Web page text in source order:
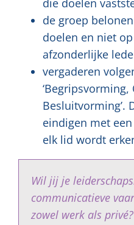
die doelen
de groep
doelen en niet
afzonderlijke
vergaderen
Besluitvorming’.
eindigen met
elk lid wordt
Wil jij je
communicatieve
zowel werk als